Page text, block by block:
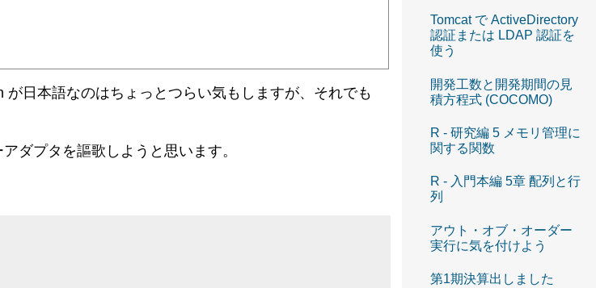
日本語なのはちょっとつらい気もしますが、それでも
ダプタを謳歌しようと思います。
Tomcat で ActiveDirectory
認証または LDAP 認証を
使う
開発工数と開発期間の見
積方程式 (COCOMO)
R - 研究編 5 メモリ管理に
関する関数
R - 入門本編 5章 配列と行
列
アウト・オブ・オーダー
実行に気を付けよう
第1期決算出しました